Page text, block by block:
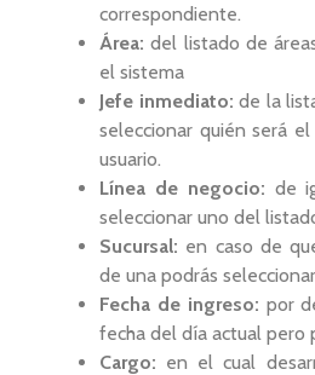
correspondiente.
Área:del listado de
el sistema
Jefe inmediato: de la
seleccionar quién será
usuario.
Línea de negocio: de
seleccionar uno del
Sucursal: en caso de
de una podrás
Fecha de ingreso: por
fecha del día actual pero
Cargo: en el cual